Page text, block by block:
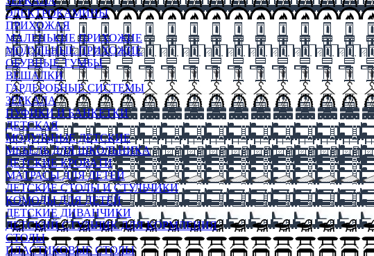
ЭЛЕКТРОКАМИНЫ
ПРИХОЖАЯ
МАЛЕНЬКИЕ ПРИХОЖИЕ
МОДУЛЬНЫЕ ПРИХОЖИЕ
ОБУВНЫЕ ТУМБЫ
ВЕШАЛКИ
ГАРДЕРОБНЫЕ СИСТЕМЫ
ЗЕРКАЛА
ПУФИКИ И БАНКЕТКИ
ДЕТСКАЯ
МОДУЛЬНЫЕ ДЕТСКИЕ
МЕБЕЛЬ ДЛЯ ШКОЛЬНИКА
ДЕТСКИЕ КРОВАТИ
МАТРАСЫ ДЛЯ ДЕТЕЙ
ДЕТСКИЕ СТОЛЫ И СТУЛЬЧИКИ
КОМОДЫ ДЛЯ ДЕТЕЙ
ДЕТСКИЕ ДИВАНЧИКИ
ДЕТСКИЙ СТУЛЬЧИК ДЛЯ КОРМЛЕНИЯ
СТОЛЫ
ПЛАСТИКОВЫЕ СТОЛЫ